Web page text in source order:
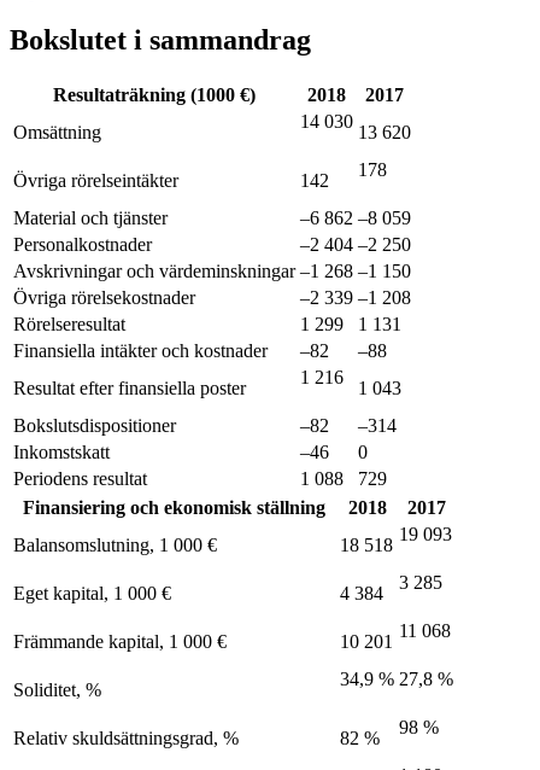
Bokslutet i sammandrag
Resultaträkning (1000 €) 2018
2017
Omsättning
14 030
13 620
Övriga rörelseintäkter 142
178
Material och tjänster –6 862 –8 059
Personalkostnader
–2 404 –2 250
Avskrivningar och värdeminskningar –1 268 –1 150
Övriga rörelsekostnader
–2 339 –1 208
Rörelseresultat
1 299
1 131
Finansiella intäkter och kostnader
–82
–88
Resultat efter finansiella poster
1 216
1 043
Bokslutsdispositioner
–82
–314
Inkomstskatt
–46
0
Periodens resultat
1 088
729
Finansiering och ekonomisk ställning
2018
2017
Balansomslutning, 1 000 €
18 518
19 093
Eget kapital, 1 000 € 4 384
3 285
Främmande kapital, 1 000 € 10 201
11 068
Soliditet, %
34,9 % 27,8 %
Relativ skuldsättningsgrad, % 82 %
98 %